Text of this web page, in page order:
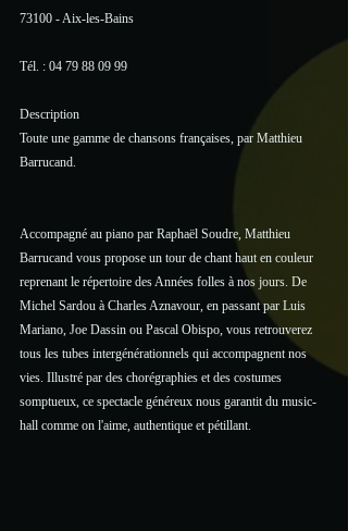
73100 - Aix-les-Bains
Tél. : 04 79 88 09 99
Description
Toute une gamme de chansons françaises, par Matthieu
Barrucand.
Accompagné au piano par Raphaël Soudre, Matthieu
Barrucand vous propose un tour de chant haut en couleur
reprenant le répertoire des Années folles à nos jours. De
Michel Sardou à Charles Aznavour, en passant par Luis
Mariano, Joe Dassin ou Pascal Obispo, vous retrouverez
tous les tubes intergénérationnels qui accompagnent nos
vies. Illustré par des chorégraphies et des costumes
somptueux, ce spectacle généreux nous garantit du music-
hall comme on l'aime, authentique et pétillant.